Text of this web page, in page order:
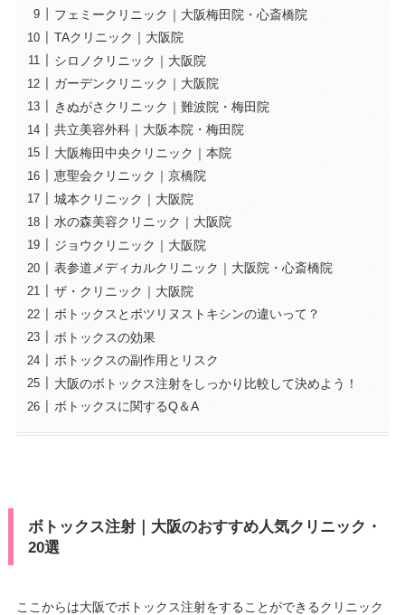
フェミークリニック｜大阪梅田院・心斎橋院
TAクリニック｜大阪院
シロノクリニック｜大阪院
ガーデンクリニック｜大阪院
きぬがさクリニック｜難波院・梅田院
共立美容外科｜大阪本院・梅田院
大阪梅田中央クリニック｜本院
恵聖会クリニック｜京橋院
城本クリニック｜大阪院
水の森美容クリニック｜大阪院
ジョウクリニック｜大阪院
表参道メディカルクリニック｜大阪院・心斎橋院
ザ・クリニック｜大阪院
ボトックスとボツリヌストキシンの違いって？
ボトックスの効果
ボトックスの副作用とリスク
大阪のボトックス注射をしっかり比較して決めよう！
ボトックスに関するQ＆A
ボトックス注射｜大阪のおすすめ人気クリニック・
20選
ここからは大阪でボトックス注射をすることができるクリニック